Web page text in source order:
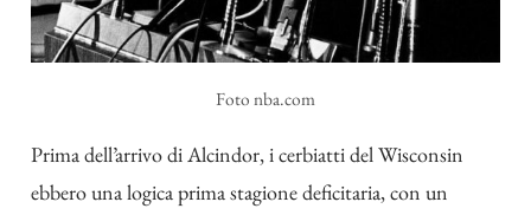
Foto nba.com
Prima dell’arrivo di Alcindor, i cerbiatti del Wisconsin
ebbero una logica prima stagione deficitaria, con un